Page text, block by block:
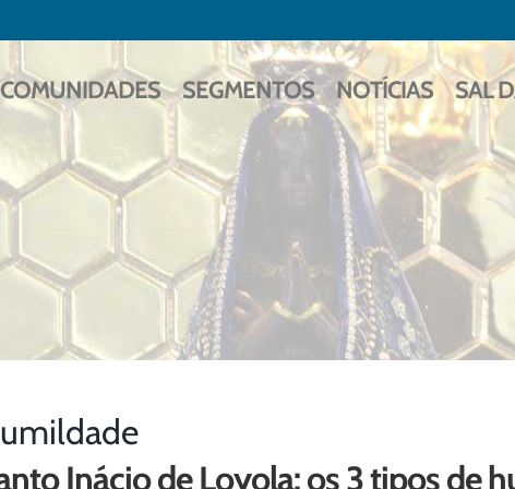
COMUNIDADES SEGMENTOS NOTÍCIAS SAL
Inácio de Loyola: os 3 tipos de